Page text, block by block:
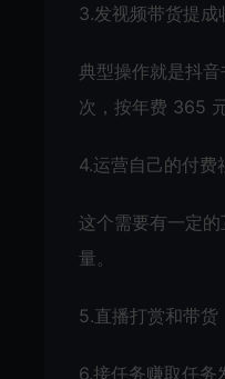
3.发视频带货提成
典型操作就是抖
次，按年费 365
4.运营自己的付费
这个需要有一定
量。
5.直播打赏和带货
6.接任务赚取任务